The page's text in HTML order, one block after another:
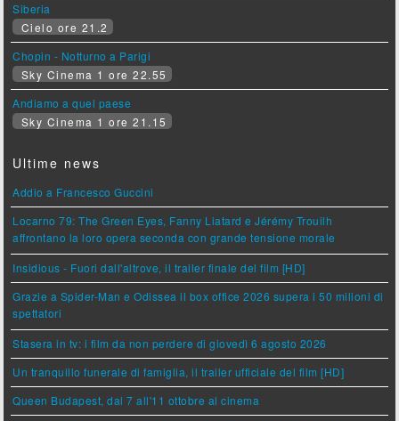
Siberia
Cielo ore 21.2
Chopin - Notturno a Parigi
Sky Cinema 1 ore 22.55
Andiamo a quel paese
Sky Cinema 1 ore 21.15
Ultime news
Addio a Francesco Guccini
Locarno 79: The Green Eyes, Fanny Liatard e Jérémy Trouilh
affrontano la loro opera seconda con grande tensione morale
Insidious - Fuori dall'altrove, il trailer finale del film [HD]
Grazie a Spider-Man e Odissea il box office 2026 supera i 50 milioni di
spettatori
Stasera in tv: i film da non perdere di giovedì 6 agosto 2026
Un tranquillo funerale di famiglia, il trailer ufficiale del film [HD]
Queen Budapest, dal 7 all'11 ottobre al cinema